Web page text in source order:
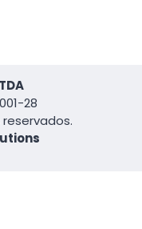
28